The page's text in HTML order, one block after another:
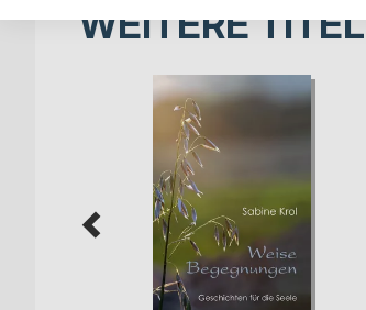
WEITERE